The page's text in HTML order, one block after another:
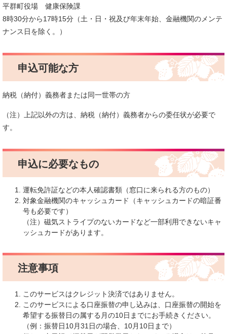
平群町役場 健康保険課
8時30分から17時15分（土・日・祝及び年末年始、金融機関のメンテ
ナンス日を除く。）
申込可能な方
納税（納付）義務者または同一世帯の方
（注）上記以外の方は、納税（納付）義務者からの委任状が必要で
す。
申込に必要なもの
運転免許証などの本人確認書類（窓口に来られる方のもの）
対象金融機関のキャッシュカード（キャッシュカードの暗証番
号も必要です）
（注）磁気ストライプのないカードなど一部利用できないキャ
ッシュカードがあります。
注意事項
このサービスはクレジット決済ではありません。
このサービスによる口座振替の申し込みは、口座振替の開始を
希望する振替日の属する月の10日までにお手続きください。
（例：振替日10月31日の場合、10月10日まで）